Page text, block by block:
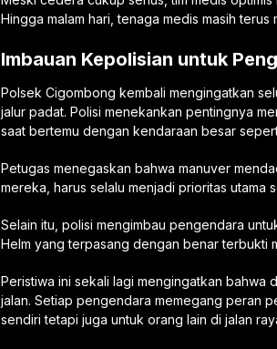
Hingga malam hari, tenaga medis masih
Imbauan Kepolisian untuk
Polsek Cigombong kembali mengingatkan
jalur padat. Polisi menekankan pentingnya
saat bertemu dengan kendaraan besar
Petugas menegaskan bahwa manuver
mereka, harus selalu menjadi prioritas utama
Selain itu, polisi mengimbau pengendara
Helm yang terpasang dengan benar terbukti
Peristiwa ini sekali lagi mengingatkan bahwa
jalan. Setiap pengendara memegang peran
sendiri tetapi juga untuk orang lain di jalan